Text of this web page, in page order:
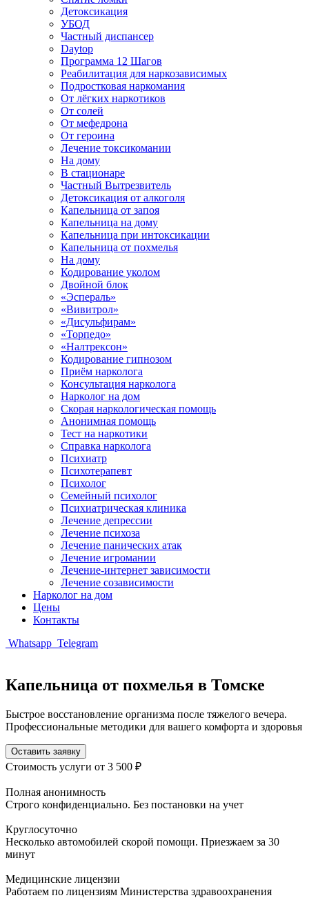
Детоксикация
УБОД
Частный диспансер
Daytop
Программа 12 Шагов
Реабилитация для наркозависимых
Подростковая наркомания
От лёгких наркотиков
От солей
От мефедрона
От героина
Лечение токсикомании
На дому
В стационаре
Частный Вытрезвитель
Детоксикация от алкоголя
Капельница от запоя
Капельница на дому
Капельница при интоксикации
Капельница от похмелья
На дому
Кодирование уколом
Двойной блок
«Эспераль»
«Вивитрол»
«Дисульфирам»
«Торпедо»
«Налтрексон»
Кодирование гипнозом
Приём нарколога
Консультация нарколога
Нарколог на дом
Скорая наркологическая помощь
Анонимная помощь
Тест на наркотики
Справка нарколога
Психиатр
Психотерапевт
Психолог
Семейный психолог
Психиатрическая клиника
Лечение депрессии
Лечение психоза
Лечение панических атак
Лечение игромании
Лечение-интернет зависимости
Лечение созависимости
Нарколог на дом
Цены
Контакты
Whatsapp Telegram
Капельница от похмелья в Томске
Быстрое восстановление организма после тяжелого вечера.
Профессиональные методики для вашего комфорта и здоровья
Оставить заявку
Стоимость услуги от 3 500 ₽
Полная анонимность
Строго конфиденциально. Без постановки на учет
Круглосуточно
Несколько автомобилей скорой помощи. Приезжаем за 30
минут
Медицинские лицензии
Работаем по лицензиям Министерства здравоохранения